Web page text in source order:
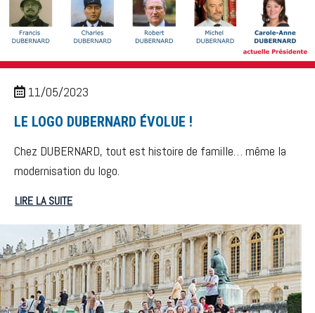
11/05/2023
LE LOGO DUBERNARD ÉVOLUE !
Chez DUBERNARD, tout est histoire de famille… même la
modernisation du logo.
LIRE LA SUITE